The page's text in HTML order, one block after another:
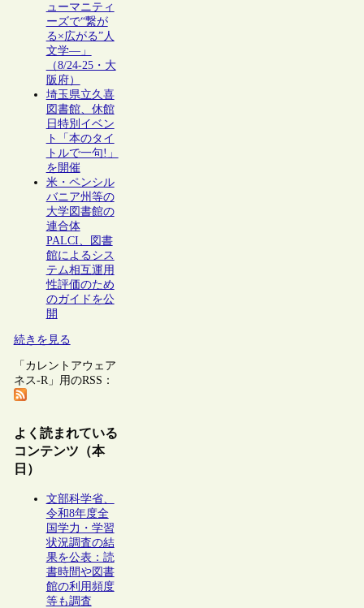
ューマニティ
ーズで“繋が
る×広がる”人
文学―」
（8/24-25・大
阪府）
埼玉県立久喜
図書館、休館
日特別イベン
ト「本のタイ
トルで一句!」
を開催
米・ペンシル
バニア州等の
大学図書館の
連合体
PALCI、図書
館によるシス
テム相互運用
性評価のため
のガイドを公
開
続きを見る
「カレントアウェア
ネス-R」用のRSS：
よく読まれている
コンテンツ（本
日）
文部科学省、
令和8年度全
国学力・学習
状況調査の結
果を公表：読
書時間や図書
館の利用頻度
等も調査